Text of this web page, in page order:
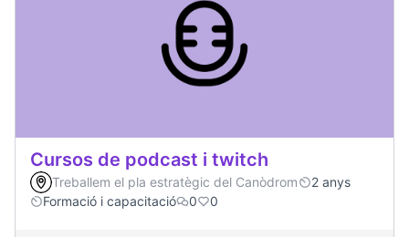
Cursos de podcast i twitch
Treballem el pla estratègic del Canòdrom
2 anys
Formació i capacitació
0 0